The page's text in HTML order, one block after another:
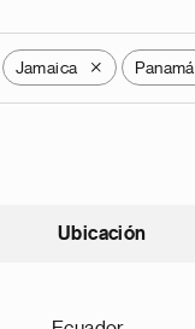
Jamaica X Panamá
Ubicación